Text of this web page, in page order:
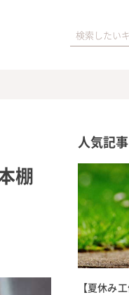
棚
人気記事
【夏休み